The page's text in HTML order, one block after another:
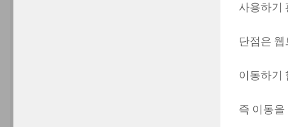
사용하기
단점은
이동하기
즉 이동